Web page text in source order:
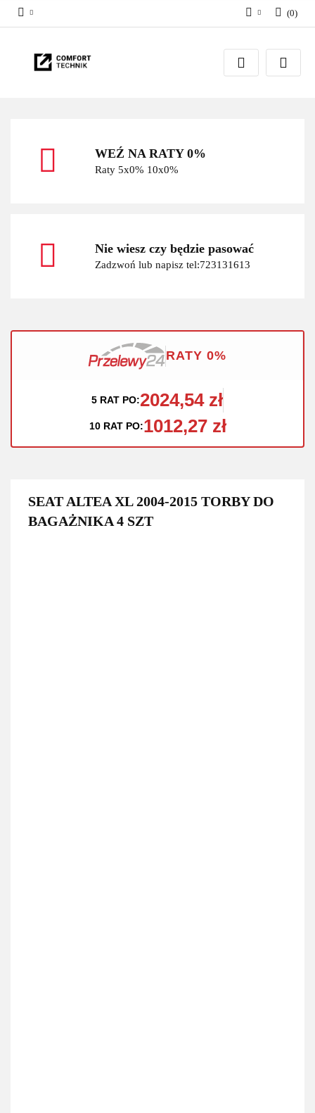
Zaloguj się
Zarejestruj się
(0)
WEŹ NA RATY 0%
Raty 5x0% 10x0%
Nie wiesz czy będzie pasować
Zadzwoń lub napisz tel:723131613
RATY 0%
5 RAT PO:2024,54 zł
10 RAT PO:1012,27 zł
SEAT ALTEA XL 2004-2015 TORBY DO
BAGAŻNIKA 4 SZT